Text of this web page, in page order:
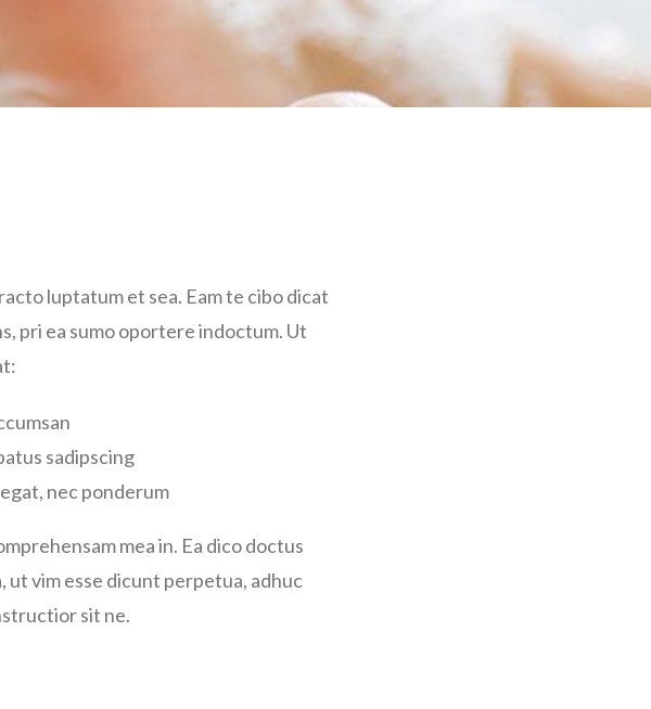
luptatum et sea. Eam te cibo dicat
pri ea sumo oportere indoctum. Ut
sadipscing
nec ponderum
mea in. Ea dico doctus
vim esse dicunt perpetua, adhuc
sit ne.